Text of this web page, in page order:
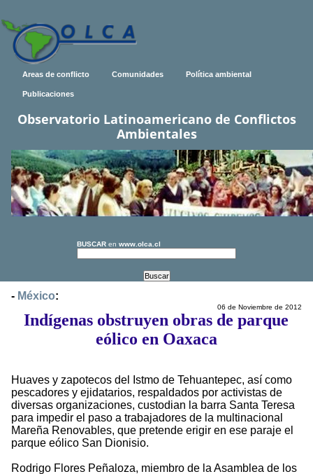
Areas de conflicto Comunidades Política ambiental
Publicaciones
Observatorio Latinoamericano de Conflictos
Ambientales
BUSCAR en www.olca.cl
- México:
06 de Noviembre de 2012
Indígenas obstruyen obras de parque
eólico en Oaxaca
Huaves y zapotecos del Istmo de Tehuantepec, así como
pescadores y ejidatarios, respaldados por activistas de
diversas organizaciones, custodian la barra Santa Teresa
para impedir el paso a trabajadores de la multinacional
Mareña Renovables, que pretende erigir en ese paraje el
parque eólico San Dionisio.
Rodrigo Flores Peñaloza, miembro de la Asamblea de los